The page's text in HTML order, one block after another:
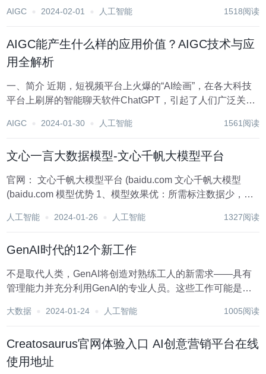
号“GenJi是真想教会你”做到了B站设计教学区综合影响力第
AIGC 2024-02-01 人工智能 1518阅读
AIGC能产生什么样的应用价值？AIGC技术与应
用全解析
一、简介 近期，短视频平台上火爆的“AI绘画”，在各大科技
平台上刷屏的智能聊天软件ChatGPT，引起了人们广泛关
领域：AIGC。AIGC到底是什么？为什么如此引人关注？
AIGC 2024-01-30 人工智能 1561阅读
文心一言大数据模型-文心千帆大模型平台
官网： 文心千帆大模型平台 (baidu.com 文心千帆大模型
(baidu.com 模型优势 1、模型效果优：所需标注数据少，在
富的AI内容生成（AIG...
人工智能 2024-01-26 人工智能 1327阅读
GenAI时代的12个新工作
不是取代人类，GenAI将创造对熟练工人的新需求——具有
管理能力并充分利用GenAI的专业人员。这些工作可能是什
师 提示工程师是让像ChatGPT这样的GenAI应用程序提供特
大数据 2024-01-24 人工智能 1005阅读
Creatosaurus官网体验入口 AI创意营销平台在线
使用地址